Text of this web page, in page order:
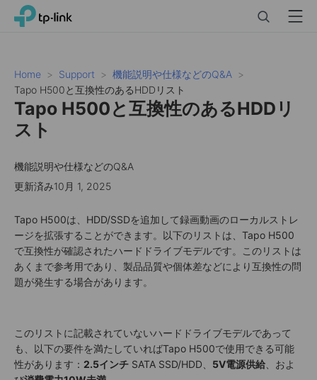
Click
navigation
bar
TP-Link, Reliably Smart Menu
Home Support
機能説明や仕様などのQ&A
Tapo H500と互換性のあるHDDリスト
Tapo H500と互換性のあるHDDリ
スト
機能説明や仕様などのQ&A
更新済み10月 1, 2025
Tapo H500は、HDD/SSDを追加して録画動画のローカルストレ
ージを拡張することができます。以下のリストは、Tapo H500
で互換性が確認されたハードドライブモデルです。このリストは
あくまで参考用であり、製品品質や個体差などにより互換性の問
題が発生する場合があります。
このリストに記載されていないハードドライブモデルであって
も、以下の要件を満たしていればTapo H500で使用できる可能
性があります： 2.5インチ SATA SSD/HDD、 5V電源供給 、およ